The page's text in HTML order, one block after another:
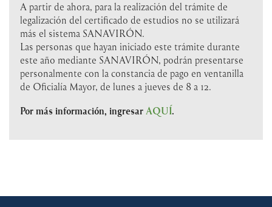
A partir de ahora, para la realización del trámite de
legalización del certificado de estudios no se utilizará
más el sistema SANAVIRÓN.
Las personas que hayan iniciado este trámite durante
este año mediante SANAVIRÓN, podrán presentarse
personalmente con la constancia de pago en ventanilla
de Oficialía Mayor, de lunes a jueves de 8 a 12.
Por más información, ingresar AQUÍ.